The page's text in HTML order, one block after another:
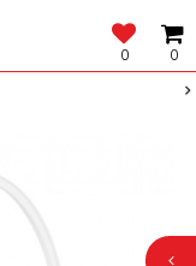
0
0